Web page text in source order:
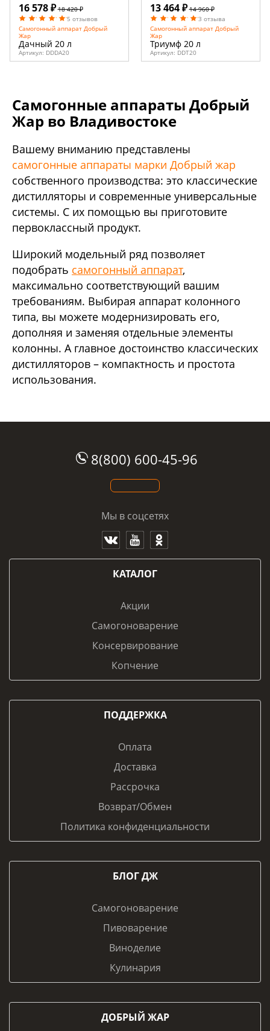
16 578 ₽ 18 420 ₽
5 отзывов
Самогонный аппарат Добрый
Жар
Дачный 20 л
Артикул: DDDA20
13 464 ₽ 14 960 ₽
3 отзыва
Самогонный аппарат Добрый
Жар
Триумф 20 л
Артикул: DDT20
Самогонные аппараты Добрый
Жар во Владивостоке
Вашему вниманию представлены
самогонные аппараты марки Добрый жар
собственного производства: это классические
дистилляторы и современные универсальные
системы. С их помощью вы приготовите
первоклассный продукт.
Широкий модельный ряд позволяет
подобрать самогонный аппарат,
максимально соответствующий вашим
требованиям. Выбирая аппарат колонного
типа, вы можете модернизировать его,
дополняя и заменяя отдельные элементы
колонны. А главное достоинство классических
дистилляторов – компактность и простота
использования.
8(800) 600-45-96
Мы в соцсетях
КАТАЛОГ
Акции
Самогоноварение
Консервирование
Копчение
ПОДДЕРЖКА
Оплата
Доставка
Рассрочка
Возврат/Обмен
Политика конфиденциальности
БЛОГ ДЖ
Самогоноварение
Пивоварение
Виноделие
Кулинария
ДОБРЫЙ ЖАР